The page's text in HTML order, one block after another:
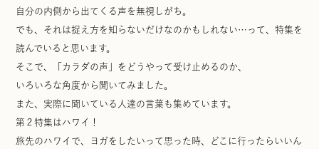
自分の内側から出てくる声を無視しがち。
でも、それは捉え方を知らないだけなのかもしれない…って、特集を
読んでいると思います。
そこで、「カラダの声」をどうやって受け止めるのか、
いろいろな角度から聞いてみました。
また、実際に聞いている人達の言葉も集めています。
第２特集はハワイ！
旅先のハワイで、ヨガをしたいって思った時、どこに行ったらいいん